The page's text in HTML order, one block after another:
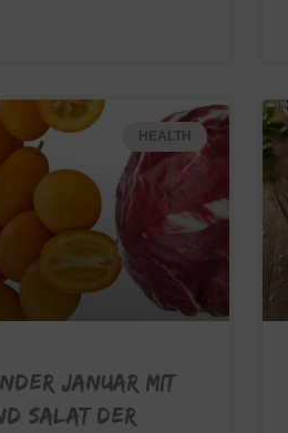
HEALTH
Januar mit
Salat der